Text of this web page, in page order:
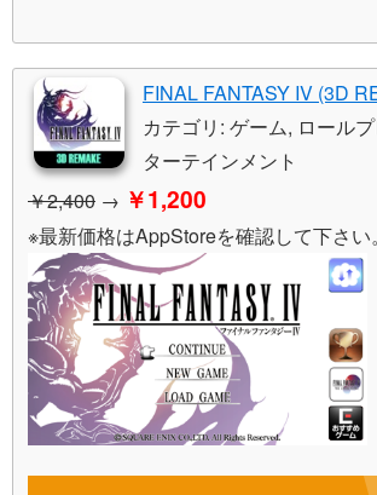
FINAL FANTASY IV (3D
カテゴリ: ゲーム, ロール
ターテインメント
￥2,400 → ￥1,200
※最新価格はAppStoreを確認して下さい。